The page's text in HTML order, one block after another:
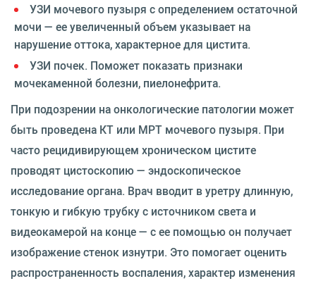
УЗИ мочевого пузыря с определением остаточной
мочи — ее увеличенный объем указывает на
нарушение оттока, характерное для цистита.
УЗИ почек. Поможет показать признаки
мочекаменной болезни, пиелонефрита.
При подозрении на онкологические патологии может
быть проведена КТ или МРТ мочевого пузыря. При
часто рецидивирующем хроническом цистите
проводят цистоскопию — эндоскопическое
исследование органа. Врач вводит в уретру длинную,
тонкую и гибкую трубку с источником света и
видеокамерой на конце — с ее помощью он получает
изображение стенок изнутри. Это помогает оценить
распространенность воспаления, характер изменения